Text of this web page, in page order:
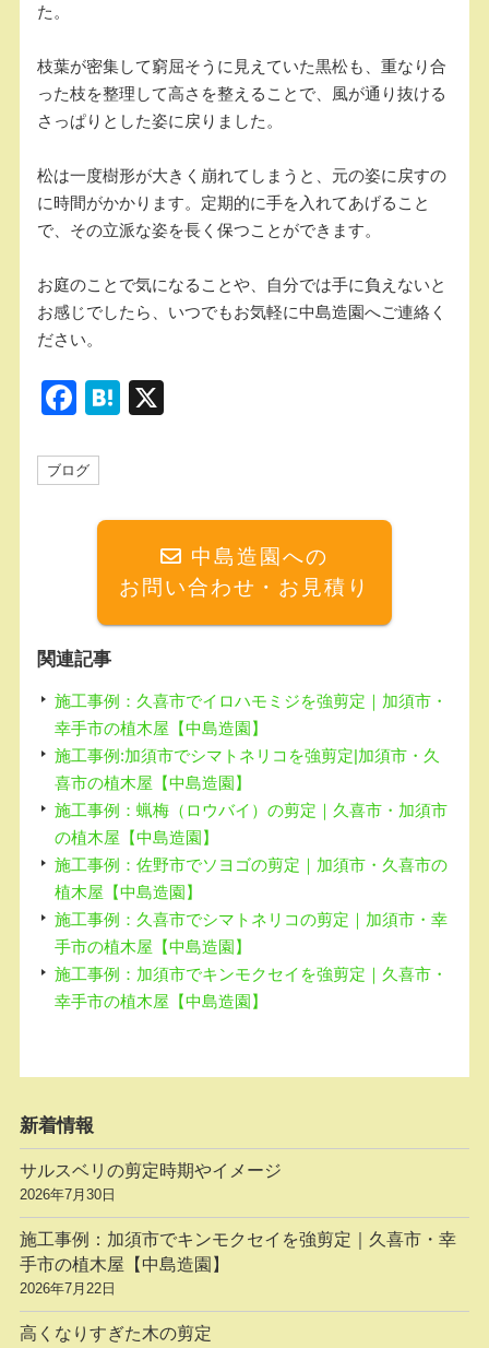
た。
枝葉が密集して窮屈そうに見えていた黒松も、重なり合
った枝を整理して高さを整えることで、風が通り抜ける
さっぱりとした姿に戻りました。
松は一度樹形が大きく崩れてしまうと、元の姿に戻すの
に時間がかかります。定期的に手を入れてあげること
で、その立派な姿を長く保つことができます。
お庭のことで気になることや、自分では手に負えないと
お感じでしたら、いつでもお気軽に中島造園へご連絡く
ださい。
F
c
k
H
ブログ
中島造園への
お問い合わせ・お見積り
関連記事
施工事例：久喜市でイロハモミジを強剪定｜加須市・
幸手市の植木屋【中島造園】
施工事例:加須市でシマトネリコを強剪定|加須市・久
喜市の植木屋【中島造園】
施工事例：蝋梅（ロウバイ）の剪定｜久喜市・加須市
の植木屋【中島造園】
施工事例：佐野市でソヨゴの剪定｜加須市・久喜市の
植木屋【中島造園】
施工事例：久喜市でシマトネリコの剪定｜加須市・幸
手市の植木屋【中島造園】
施工事例：加須市でキンモクセイを強剪定｜久喜市・
幸手市の植木屋【中島造園】
新着情報
サルスベリの剪定時期やイメージ
2026年7月30日
施工事例：加須市でキンモクセイを強剪定｜久喜市・幸
手市の植木屋【中島造園】
2026年7月22日
高くなりすぎた木の剪定